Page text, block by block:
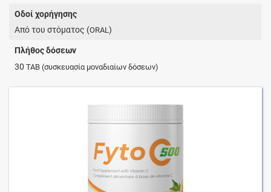
Οδοί χορήγησης
Από του στόματος (ORAL)
Πλήθος δόσεων
30TAB (συσκευασία μοναδιαίων δόσεων)